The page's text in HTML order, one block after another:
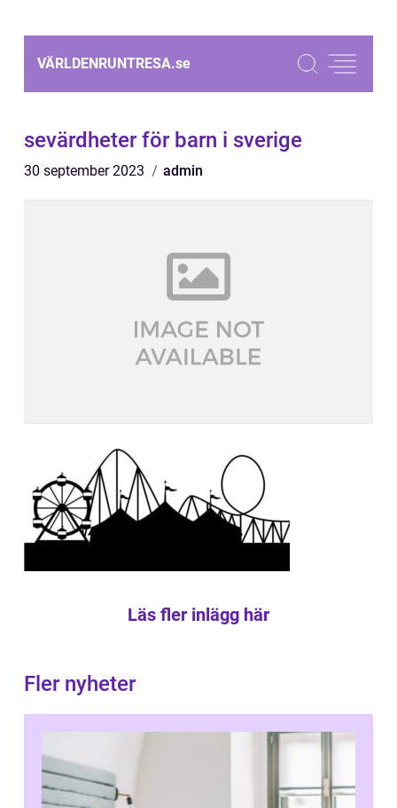
VÄRLDENRUNTRESA.se
sevärdheter för barn i sverige
30 september 2023 admin
Läs fler inlägg här
Fler nyheter